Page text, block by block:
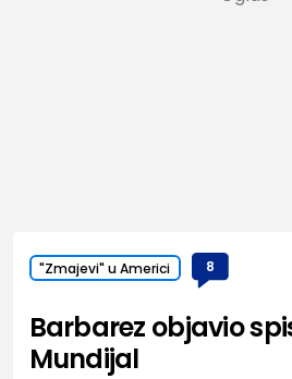
"Zmajevi" u Americi 8
Barbarez objavio
Mundijal